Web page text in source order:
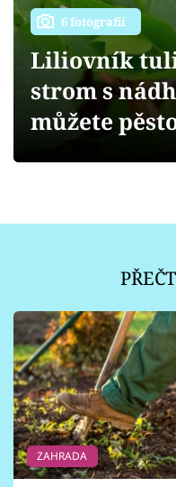
Přihlášení
Sledujte nás
6 fotografií
Liliovník
strom s
můžete
ZAHRADA